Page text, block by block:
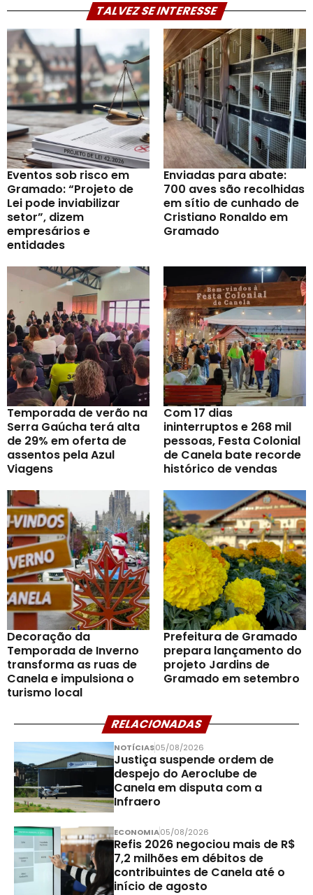
TALVEZ SE INTERESSE
Eventos sob risco em
Gramado: “Projeto de
Lei pode inviabilizar
setor”, dizem
empresários e
entidades
Enviadas para abate:
700 aves são recolhidas
em sítio de cunhado de
Cristiano Ronaldo em
Gramado
Temporada de verão na
Serra Gaúcha terá alta
de 29% em oferta de
assentos pela Azul
Viagens
Com 17 dias
ininterruptos e 268 mil
pessoas, Festa Colonial
de Canela bate recorde
histórico de vendas
Decoração da
Temporada de Inverno
transforma as ruas de
Canela e impulsiona o
turismo local
Prefeitura de Gramado
prepara lançamento do
projeto Jardins de
Gramado em setembro
RELACIONADAS
NOTÍCIAS05/08/2026
Justiça suspende ordem de
despejo do Aeroclube de
Canela em disputa com a
Infraero
ECONOMIA05/08/2026
Refis 2026 negociou mais de R$
7,2 milhões em débitos de
contribuintes de Canela até o
início de agosto